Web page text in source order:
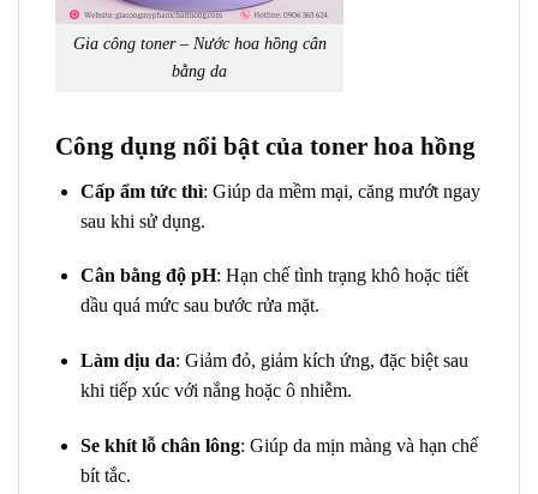
Gia công toner – Nước hoa hồng cân
bằng da
Công dụng nổi bật của toner hoa hồng
Cấp ẩm tức thì: Giúp da mềm mại, căng mướt ngay
sau khi sử dụng.
Cân bằng độ pH: Hạn chế tình trạng khô hoặc tiết
dầu quá mức sau bước rửa mặt.
Làm dịu da: Giảm đỏ, giảm kích ứng, đặc biệt sau
khi tiếp xúc với nắng hoặc ô nhiễm.
Se khít lỗ chân lông: Giúp da mịn màng và hạn chế
bít tắc.